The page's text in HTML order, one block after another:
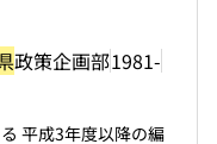
政策企画部1981-
平成3年度以降の編